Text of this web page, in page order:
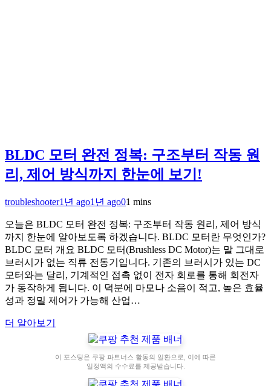
BLDC 모터 완전 정복: 구조부터 작동 원
리, 제어 방식까지 한눈에 보기!
troubleshooter1년 ago1년 ago01 mins
오늘은 BLDC 모터 완전 정복: 구조부터 작동 원리, 제어 방식
까지 한눈에 알아보도록 하겠습니다. BLDC 모터란 무엇인가?
BLDC 모터 개요 BLDC 모터(Brushless DC Motor)는 말 그대로
브러시가 없는 직류 전동기입니다. 기존의 브러시가 있는 DC
모터와는 달리, 기계적인 접촉 없이 전자 회로를 통해 회전자
가 동작하게 됩니다. 이 덕분에 마모나 소음이 적고, 높은 효율
성과 정밀 제어가 가능해 산업…
더 알아보기
이 포스팅은 쿠팡 파트너스 활동의 일환으로, 이에 따른
일정액의 수수료를 제공받습니다.